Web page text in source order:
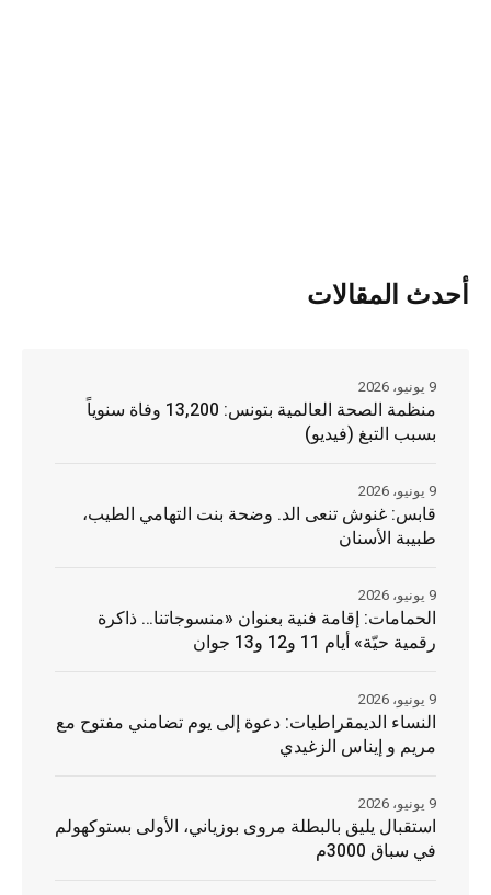
أحدث المقالات
منظمة الصحة العالمية بتونس: 13,200 وفاة سنوياً
بسبب التبغ (فيديو)
9 يونيو، 2026
قابس: غنوش تنعى الد. وضحة بنت التهامي الطيب،
طبيبة الأسنان
9 يونيو، 2026
الحمامات: إقامة فنية بعنوان «منسوجاتنا… ذاكرة
رقمية حيّة» أيام 11 و12 و13 جوان
9 يونيو، 2026
النساء الديمقراطيات: دعوة إلى يوم تضامني مفتوح مع
مريم و إيناس الزغيدي
9 يونيو، 2026
استقبال يليق بالبطلة مروى بوزياني، الأولى بستوكهولم
في سباق 3000م
9 يونيو، 2026